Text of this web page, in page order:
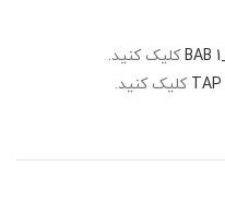
کلیک کنید.
کلیک کنید.